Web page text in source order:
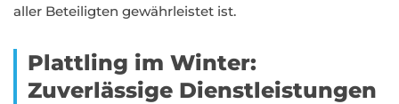
aller Beteiligten gewährleistet ist.
Plattling im Winter:
Zuverlässige Dienstleistungen